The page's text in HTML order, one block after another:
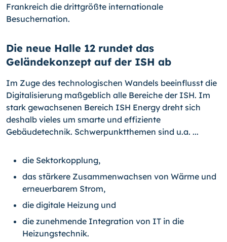
Frankreich die drittgrößte internationale
Besuchernation.
Die neue Halle 12 rundet das
Geländekonzept auf der ISH ab
Im Zuge des technologischen Wandels beeinflusst die
Digitalisierung maßgeblich alle Bereiche der ISH. Im
stark gewachsenen Bereich ISH Energy dreht sich
deshalb vieles um smarte und effiziente
Gebäudetechnik. Schwerpunktthemen sind u.a. ...
die Sektorkopplung,
das stärkere Zusammenwachsen von Wärme und
erneuerbarem Strom,
die digitale Heizung und
die zunehmende Integration von IT in die
Heizungstechnik.